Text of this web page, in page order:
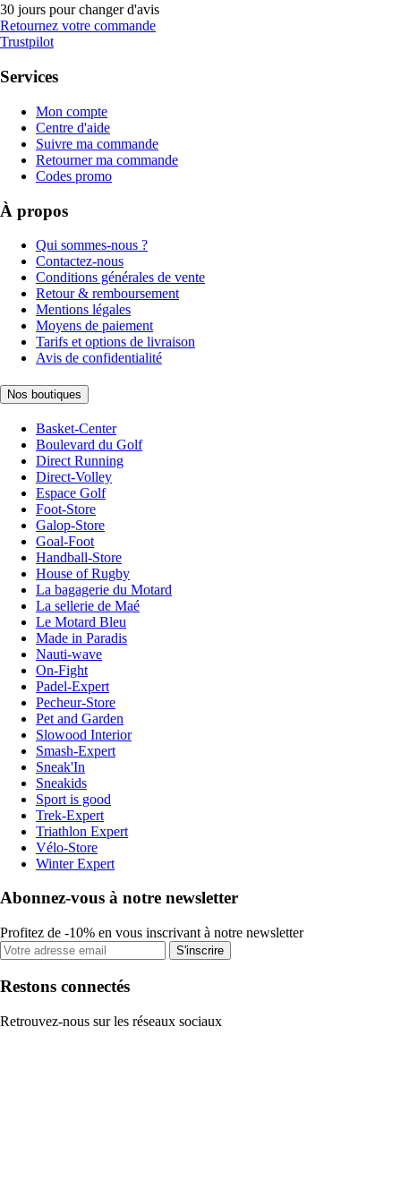
30 jours pour changer d'avis
Retournez votre commande
Trustpilot
Services
Mon compte
Centre d'aide
Suivre ma commande
Retourner ma commande
Codes promo
À propos
Qui sommes-nous ?
Contactez-nous
Conditions générales de vente
Retour & remboursement
Mentions légales
Moyens de paiement
Tarifs et options de livraison
Avis de confidentialité
Nos boutiques
Basket-Center
Boulevard du Golf
Direct Running
Direct-Volley
Espace Golf
Foot-Store
Galop-Store
Goal-Foot
Handball-Store
House of Rugby
La bagagerie du Motard
La sellerie de Maé
Le Motard Bleu
Made in Paradis
Nauti-wave
On-Fight
Padel-Expert
Pecheur-Store
Pet and Garden
Slowood Interior
Smash-Expert
Sneak'In
Sneakids
Sport is good
Trek-Expert
Triathlon Expert
Vélo-Store
Winter Expert
Abonnez-vous à notre newsletter
Profitez de -10% en vous inscrivant à notre newsletter
S'inscrire
Restons connectés
Retrouvez-nous sur les réseaux sociaux